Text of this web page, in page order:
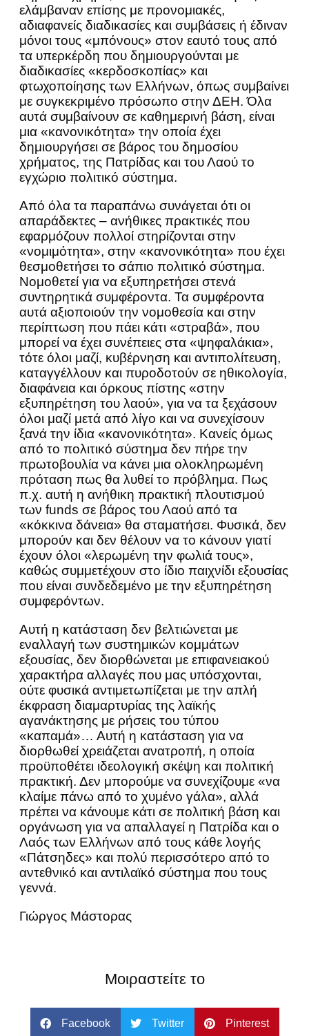
ελάμβαναν επίσης με προνομιακές,
αδιαφανείς διαδικασίες και συμβάσεις ή έδιναν
μόνοι τους «μπόνους» στον εαυτό τους από
τα υπερκέρδη που δημιουργούνται με
διαδικασίες «κερδοσκοπίας» και
φτωχοποίησης των Ελλήνων, όπως συμβαίνει
με συγκεκριμένο πρόσωπο στην ΔΕΗ. Όλα
αυτά συμβαίνουν σε καθημερινή βάση, είναι
μια «κανονικότητα» την οποία έχει
δημιουργήσει σε βάρος του δημοσίου
χρήματος, της Πατρίδας και του Λαού το
εγχώριο πολιτικό σύστημα.
Από όλα τα παραπάνω συνάγεται ότι οι
απαράδεκτες – ανήθικες πρακτικές που
εφαρμόζουν πολλοί στηρίζονται στην
«νομιμότητα», στην «κανονικότητα» που έχει
θεσμοθετήσει το σάπιο πολιτικό σύστημα.
Νομοθετεί για να εξυπηρετήσει στενά
συντηρητικά συμφέροντα. Τα συμφέροντα
αυτά αξιοποιούν την νομοθεσία και στην
περίπτωση που πάει κάτι «στραβά», που
μπορεί να έχει συνέπειες στα «ψηφαλάκια»,
τότε όλοι μαζί, κυβέρνηση και αντιπολίτευση,
καταγγέλλουν και πυροδοτούν σε ηθικολογία,
διαφάνεια και όρκους πίστης «στην
εξυπηρέτηση του λαού», για να τα ξεχάσουν
όλοι μαζί μετά από λίγο και να συνεχίσουν
ξανά την ίδια «κανονικότητα». Κανείς όμως
από το πολιτικό σύστημα δεν πήρε την
πρωτοβουλία να κάνει μια ολοκληρωμένη
πρόταση πως θα λυθεί το πρόβλημα. Πως
π.χ. αυτή η ανήθικη πρακτική πλουτισμού
των funds σε βάρος του Λαού από τα
«κόκκινα δάνεια» θα σταματήσει. Φυσικά, δεν
μπορούν και δεν θέλουν να το κάνουν γιατί
έχουν όλοι «λερωμένη την φωλιά τους»,
καθώς συμμετέχουν στο ίδιο παιχνίδι εξουσίας
που είναι συνδεδεμένο με την εξυπηρέτηση
συμφερόντων.
Αυτή η κατάσταση δεν βελτιώνεται με
εναλλαγή των συστημικών κομμάτων
εξουσίας, δεν διορθώνεται με επιφανειακού
χαρακτήρα αλλαγές που μας υπόσχονται,
ούτε φυσικά αντιμετωπίζεται με την απλή
έκφραση διαμαρτυρίας της λαϊκής
αγανάκτησης με ρήσεις του τύπου
«καπαμά»… Αυτή η κατάσταση για να
διορθωθεί χρειάζεται ανατροπή, η οποία
προϋποθέτει ιδεολογική σκέψη και πολιτική
πρακτική. Δεν μπορούμε να συνεχίζουμε «να
κλαίμε πάνω από το χυμένο γάλα», αλλά
πρέπει να κάνουμε κάτι σε πολιτική βάση και
οργάνωση για να απαλλαγεί η Πατρίδα και ο
Λαός των Ελλήνων από τους κάθε λογής
«Πάτσηδες» και πολύ περισσότερο από το
αντεθνικό και αντιλαϊκό σύστημα που τους
γεννά.
Γιώργος Μάστορας
Μοιραστείτε το
Facebook Twitter Pinterest